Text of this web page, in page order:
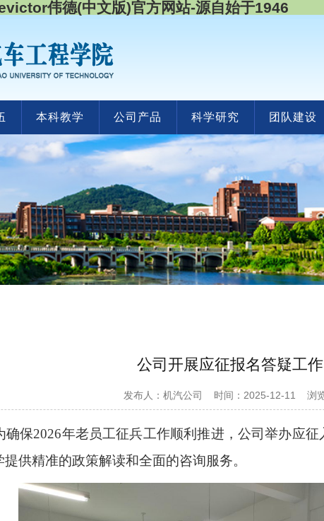
伟德(中文版)官方网站-源自始于1946
本科教学 公司产品 科学研究 团队建设
公司开展应征报名答疑工作
发布人：机汽公司 时间：2025-12-11 浏
确保2026年老员工征兵工作顺利推进，公司举办应
供精准的政策解读和全面的咨询服务。